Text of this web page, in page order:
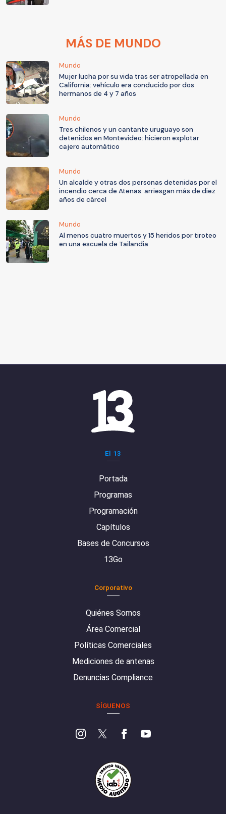
MÁS DE MUNDO
Mundo
Mujer lucha por su vida tras ser atropellada en
California: vehículo era conducido por dos
hermanos de 4 y 7 años
Mundo
Tres chilenos y un cantante uruguayo son
detenidos en Montevideo: hicieron explotar
cajero automático
Mundo
Un alcalde y otras dos personas detenidas por el
incendio cerca de Atenas: arriesgan más de diez
años de cárcel
Mundo
Al menos cuatro muertos y 15 heridos por tiroteo
en una escuela de Tailandia
El 13
Portada
Programas
Programación
Capítulos
Bases de Concursos
13Go
Corporativo
Quiénes Somos
Área Comercial
Políticas Comerciales
Mediciones de antenas
Denuncias Compliance
SÍGUENOS